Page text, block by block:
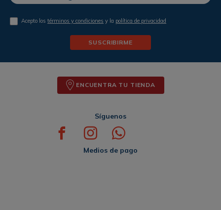
Acepto lostérminos y condiciones y la política de privacidad
SUSCRIBIRME
ENCUENTRA TU TIENDA
Síguenos
Medios de pago